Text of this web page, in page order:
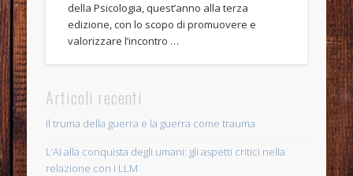
della Psicologia, quest’anno alla terza
edizione, con lo scopo di promuovere e
valorizzare l’incontro …
Articoli recenti
Il truma della guerra e la guerra come trauma
L’AI alla conquista degli umani: gli aspetti critici nella
relazione con i LLM